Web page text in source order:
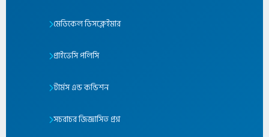
মেডিকেল ডিসক্লেইমার
প্রাইভেসি পলিসি
টার্মস এন্ড কন্ডিশন
সচরাচর জিজ্ঞাসিত প্রশ্ন